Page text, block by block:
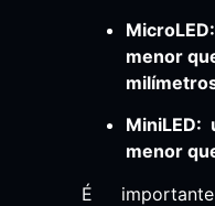
menor
MiniLED:
menor
É